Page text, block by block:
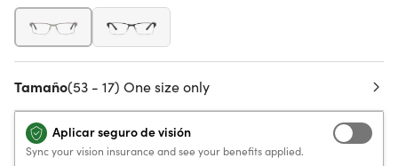
Tamaño(53 - 17) One size only
Aplicar seguro de visión
Sync your vision insurance and see your benefits applied.